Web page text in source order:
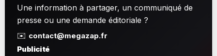
Une information à partager, un communiqué de
presse ou une demande éditoriale ?
✉️ contact@megazap.fr
Publicité